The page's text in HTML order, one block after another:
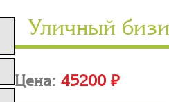
Уличный
Цена: 45200 ₽